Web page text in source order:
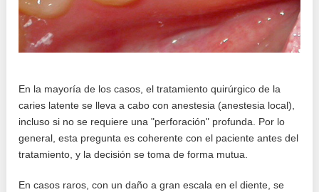
En la mayoría de los casos, el tratamiento quirúrgico de la
caries latente se lleva a cabo con anestesia (anestesia local),
incluso si no se requiere una "perforación" profunda. Por lo
general, esta pregunta es coherente con el paciente antes del
tratamiento, y la decisión se toma de forma mutua.
En casos raros, con un daño a gran escala en el diente, se